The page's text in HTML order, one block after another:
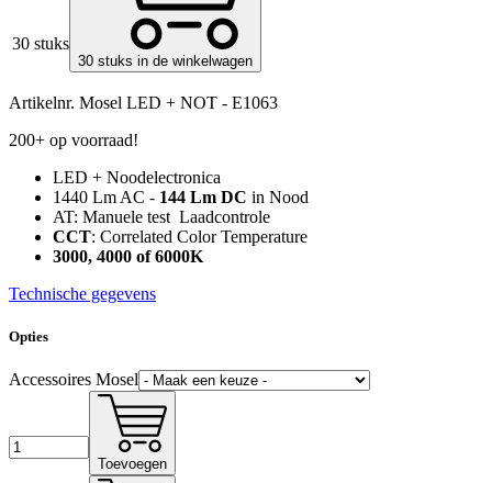
30 stuks
30 stuks in de winkelwagen
Artikelnr. Mosel LED + NOT - E1063
200+ op voorraad!
LED + Noodelectronica
1440 Lm AC - 144 Lm DC in Nood
AT: Manuele test Laadcontrole
CCT: Correlated Color Temperature
3000, 4000 of 6000K
Technische gegevens
Opties
Accessoires Mosel
Toevoegen